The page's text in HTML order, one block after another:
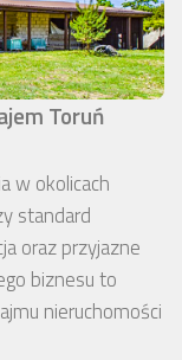
Toruń
w okolicach
standard
oraz przyjazne
biznesu to
nieruchomości